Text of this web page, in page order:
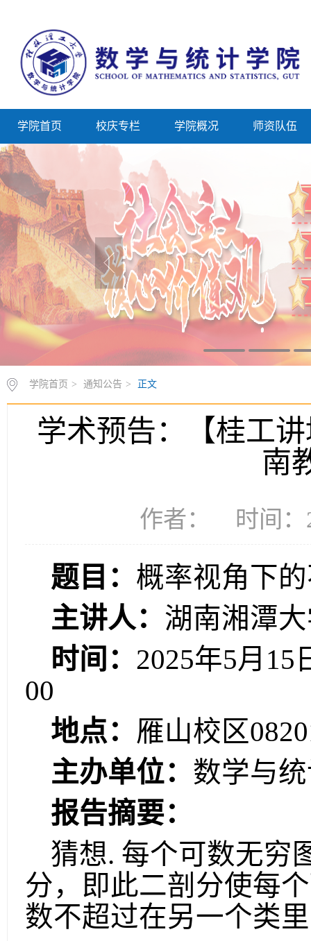
学院首页 校庆专栏 学院概况 师资队伍
学院首页 > 通知公告 > 正文
学术预告：【桂工
南
作者： 时间：
题目： 概率视角下
主讲人： 湖南湘潭
时间： 2025年5月 15
00
地点： 雁山校区
主办单位： 数学与
报告摘要：
猜想. 每个可数无穷
分，即此二剖分使每
数不超过在另一个类